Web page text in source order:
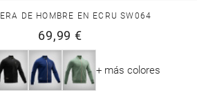
DE HOMBRE EN ECRU SW064
69,99 €
+ más colores